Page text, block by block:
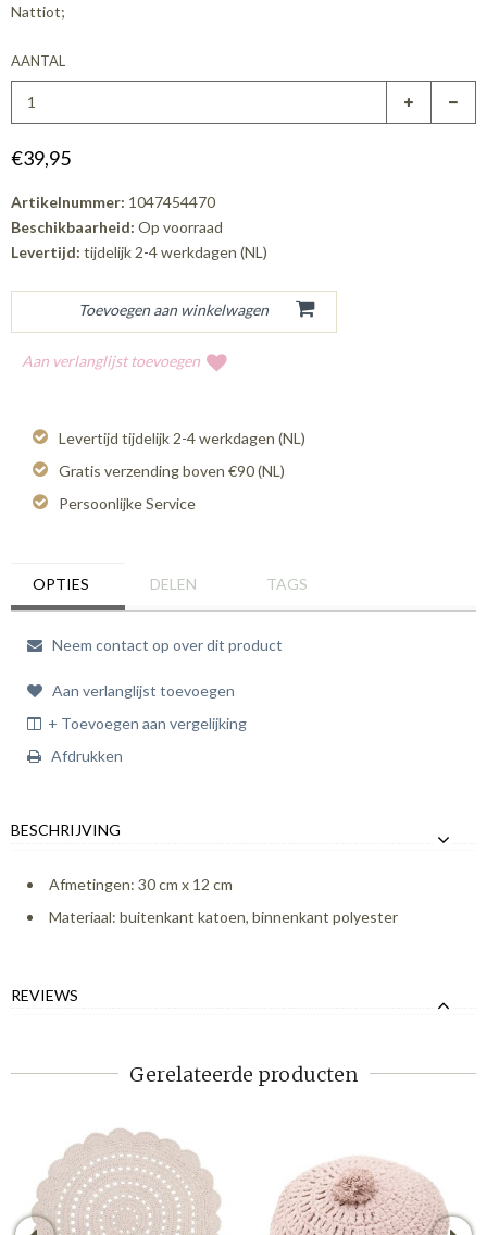
Nattiot;
AANTAL
€39,95
Artikelnummer: 1047454470
Beschikbaarheid: Op voorraad
Levertijd: tijdelijk 2-4 werkdagen (NL)
Aan verlanglijst toevoegen
Levertijd tijdelijk 2-4 werkdagen (NL)
Gratis verzending boven €90 (NL)
Persoonlijke Service
OPTIES DELEN TAGS
Neem contact op over dit product
Aan verlanglijst toevoegen
+ Toevoegen aan vergelijking
Afdrukken
BESCHRIJVING
Afmetingen: 30 cm x 12 cm
Materiaal: buitenkant katoen, binnenkant polyester
REVIEWS
Gerelateerde producten